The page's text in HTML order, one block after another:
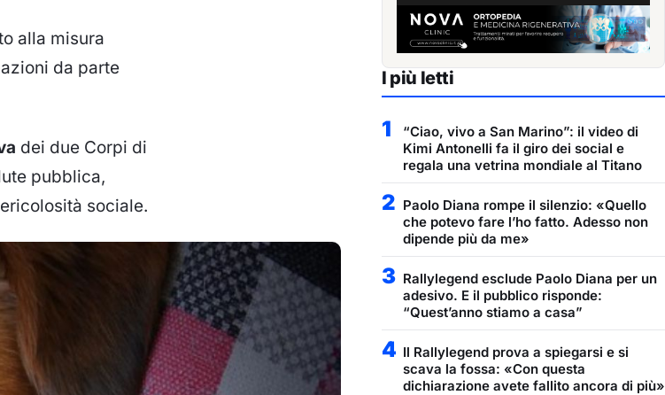
alla misura
da parte
dei due Corpi di
pubblica,
sociale.
I più letti
1
“Ciao, vivo a San Marino”: il video di
Kimi Antonelli fa il giro dei social e
regala una vetrina mondiale al Titano
2 Paolo Diana rompe il silenzio: «Quello
che potevo fare l’ho fatto. Adesso non
dipende più da me»
3 Rallylegend esclude Paolo Diana per un
adesivo. E il pubblico risponde:
“Quest’anno stiamo a casa”
4 Il Rallylegend prova a spiegarsi e si
scava la fossa: «Con questa
dichiarazione avete fallito ancora di più»